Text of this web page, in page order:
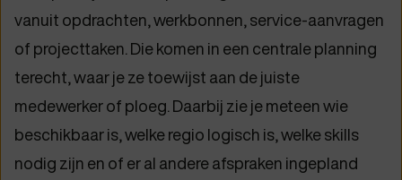
vanuit opdrachten, werkbonnen, service-aanvragen
of projecttaken. Die komen in een centrale planning
terecht, waar je ze toewijst aan de juiste
medewerker of ploeg. Daarbij zie je meteen wie
beschikbaar is, welke regio logisch is, welke skills
nodig zijn en of er al andere afspraken ingepland